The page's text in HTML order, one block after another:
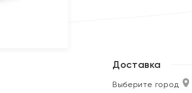
Доставка
Выберите город